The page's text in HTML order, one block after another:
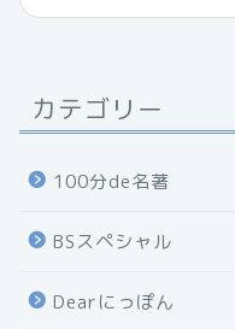
カテゴリー
100分de名著
BSスペシャル
Dearにっぽん